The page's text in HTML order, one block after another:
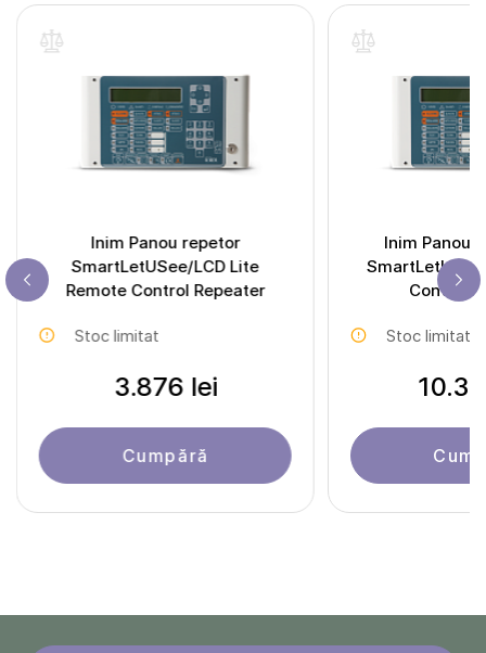
Inim Panou repetor
SmartLetUSee/LCD Lite
Remote Control Repeater
Stoc limitat
3.876 lei
Cumpără
Inim Panou
Control
Stoc limitat